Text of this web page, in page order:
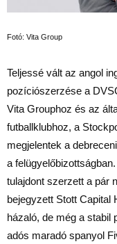
Fotó: Vita Group
Teljessé vált az angol
pozíciószerzése a
Vita Grouphoz és az
futballklubhoz, a
megjelentek a
a
tulajdont szerzett a pár
bejegyzett Stott Capital
házaló, de még a stabil
adós maradó spanyol